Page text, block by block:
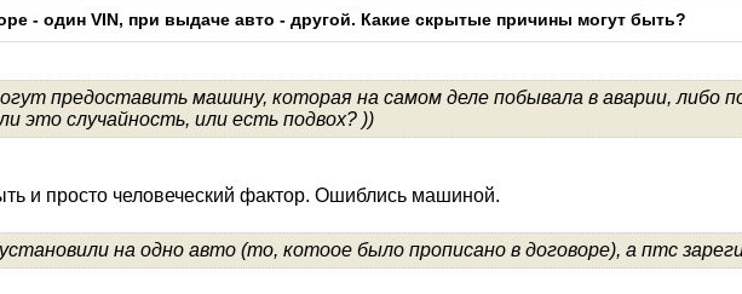
- один VIN, при выдаче авто - другой. Какие скрытые причины могут быть?
предоставить машину, которая на самом деле побывала в аварии, либо
это случайность, или есть подвох? ))
и просто человеческий фактор. Ошиблись машиной.
на одно авто (то, котоое было прописано в договоре), а птс